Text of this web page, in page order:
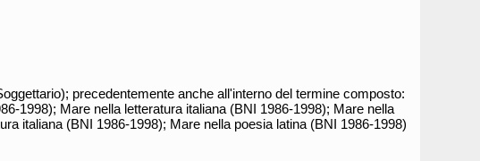
precedentemente anche all'interno del termine composto:
1998); Mare nella letteratura italiana (BNI 1986-1998); Mare nella
italiana (BNI 1986-1998); Mare nella poesia latina (BNI 1986-1998)